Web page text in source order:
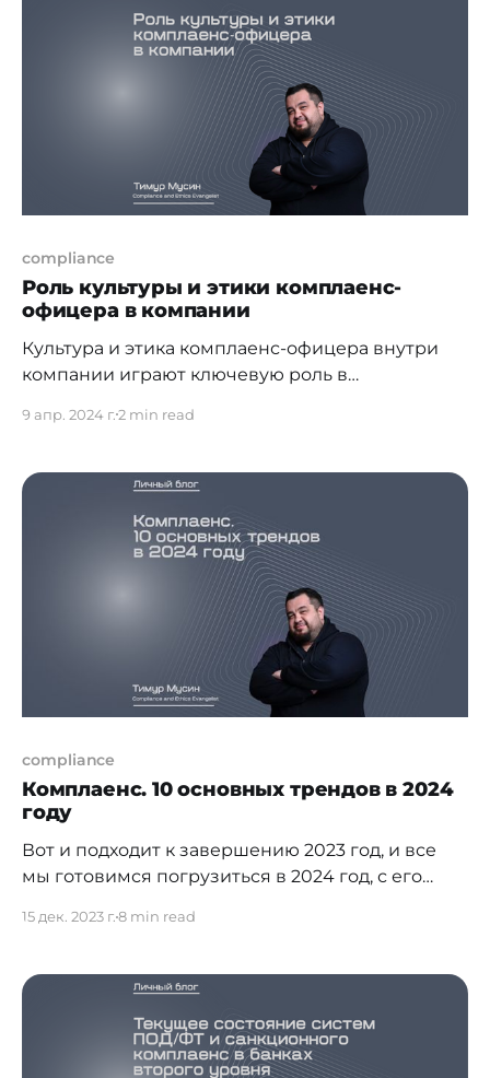
подозрительных транзакциях между
финансовыми организациями,
правоохранительными органами и
операторами связи. Учитывая,
непрекращающийся рост мошенничества,
инструмент явно необходимый. Антифрод-
центр позволяет финансовым организациям,
compliance
Роль культуры и этики комплаенс-
офицера в компании
Культура и этика комплаенс-офицера внутри
компании играют ключевую роль в
стандартов, как внутриорганизационных, так и
все более значимым в контексте современных
свете публичного доверия к компаниям.
Основные качества и плюсы хорошего
комплаенс-офицера: 1. Профессионализм.
9 апр. 2024 г.2 min read
compliance
Комплаенс. 10 основных трендов в 2024
году
Вот и подходит к завершению 2023 год, и все
мы готовимся погрузиться в 2024 год, с его
шестой год, начиная с 2018 года, я публикую
Область комплаенс обширна, а ее направления
Отличия также
15 дек. 2023 г.8 min read